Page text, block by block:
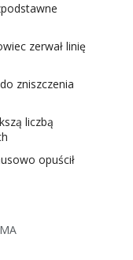
zerwał linię
zniszczenia
liczbą
opuścił